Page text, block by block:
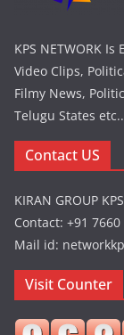
KPS NETWORK
Video Clips,
Filmy News,
Telugu States etc..
Contact US
KIRAN GROUP
Contact: +91
Mail id:
Visit Counter